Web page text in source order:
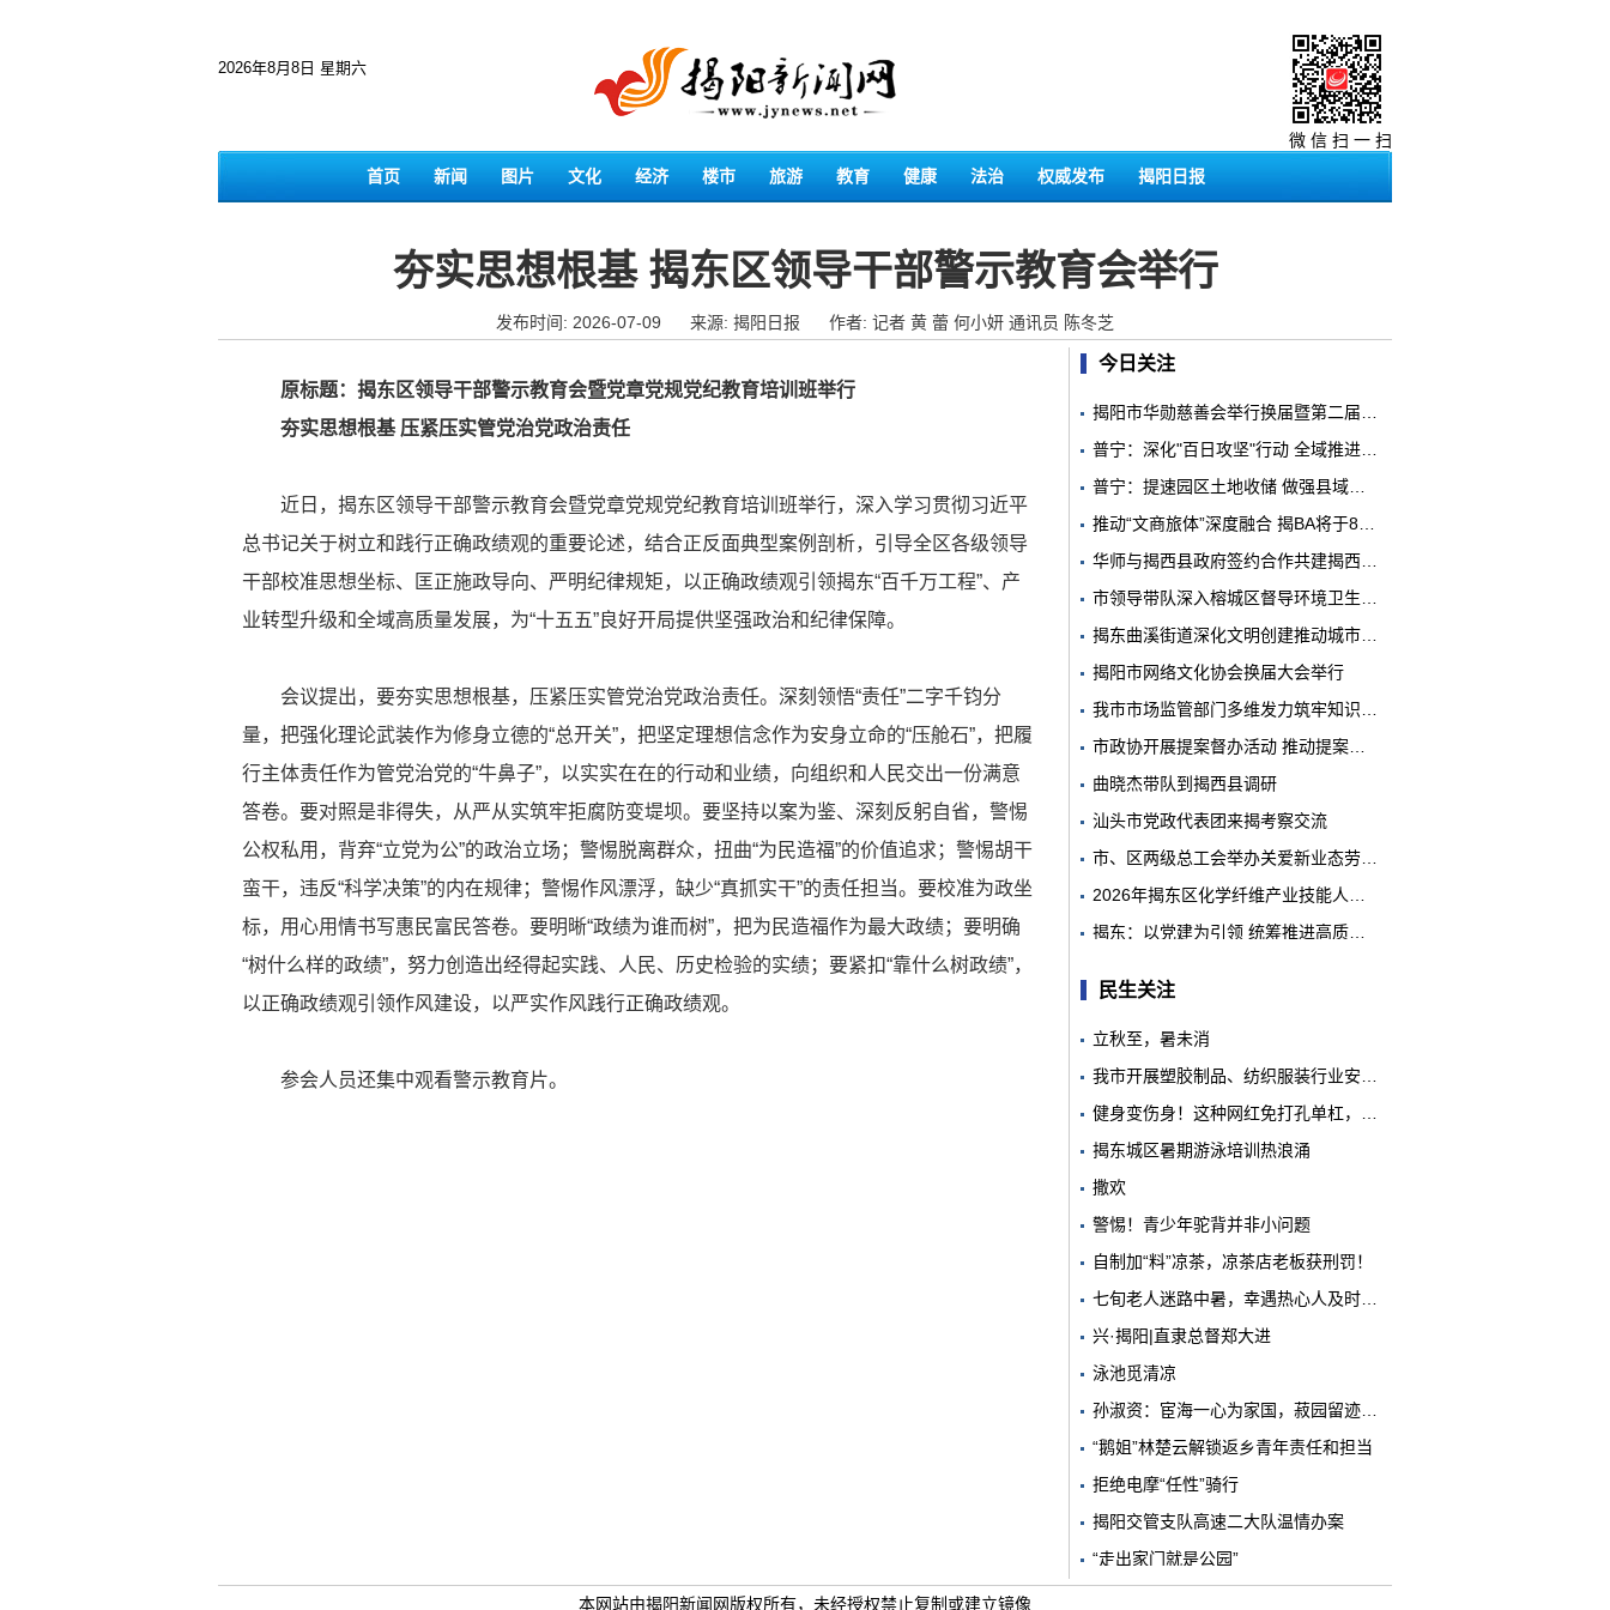
2026年8月8日 星期六
微 信 扫 一 扫
首页
新闻 图片 文化 经济 楼市 旅游 教育 健康 法治 权威发布 揭阳日报
夯实思想根基 揭东区领导干部警示教育会举行
发布时间: 2026-07-09 来源: 揭阳日报 作者: 记者 黄 蕾 何小妍 通讯员 陈冬芝
原标题：揭东区领导干部警示教育会暨党章党规党纪教育培训班举行
夯实思想根基 压紧压实管党治党政治责任
近日，揭东区领导干部警示教育会暨党章党规党纪教育培训班举行，深入学习贯彻习近平
总书记关于树立和践行正确政绩观的重要论述，结合正反面典型案例剖析，引导全区各级领导
干部校准思想坐标、匡正施政导向、严明纪律规矩，以正确政绩观引领揭东“百千万工程”、产
业转型升级和全域高质量发展，为“十五五”良好开局提供坚强政治和纪律保障。
会议提出，要夯实思想根基，压紧压实管党治党政治责任。深刻领悟“责任”二字千钧分
量，把强化理论武装作为修身立德的“总开关”，把坚定理想信念作为安身立命的“压舱石”，把履
行主体责任作为管党治党的“牛鼻子”，以实实在在的行动和业绩，向组织和人民交出一份满意
答卷。要对照是非得失，从严从实筑牢拒腐防变堤坝。要坚持以案为鉴、深刻反躬自省，警惕
公权私用，背弃“立党为公”的政治立场；警惕脱离群众，扭曲“为民造福”的价值追求；警惕胡干
蛮干，违反“科学决策”的内在规律；警惕作风漂浮，缺少“真抓实干”的责任担当。要校准为政坐
标，用心用情书写惠民富民答卷。要明晰“政绩为谁而树”，把为民造福作为最大政绩；要明确
“树什么样的政绩”，努力创造出经得起实践、人民、历史检验的实绩；要紧扣“靠什么树政绩”，
以正确政绩观引领作风建设，以严实作风践行正确政绩观。
参会人员还集中观看警示教育片。
本网站由揭阳新闻网版权所有，未经授权禁止复制或建立镜像